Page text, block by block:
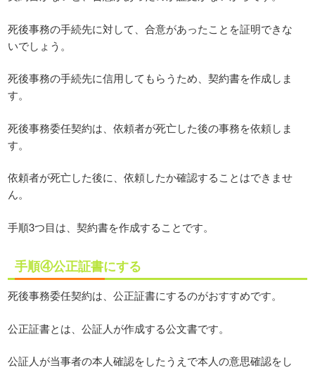
死後事務の手続先に対して、合意があったことを証明できな
いでしょう。
死後事務の手続先に信用してもらうため、契約書を作成しま
す。
死後事務委任契約は、依頼者が死亡した後の事務を依頼しま
す。
依頼者が死亡した後に、依頼したか確認することはできませ
ん。
手順3つ目は、契約書を作成することです。
手順④公正証書にする
死後事務委任契約は、公正証書にするのがおすすめです。
公正証書とは、公証人が作成する公文書です。
公証人が当事者の本人確認をしたうえで本人の意思確認をし